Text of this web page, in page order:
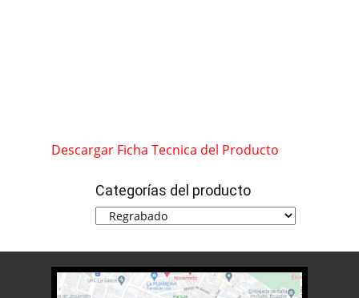
Descargar Ficha Tecnica del Producto
Categorías del producto